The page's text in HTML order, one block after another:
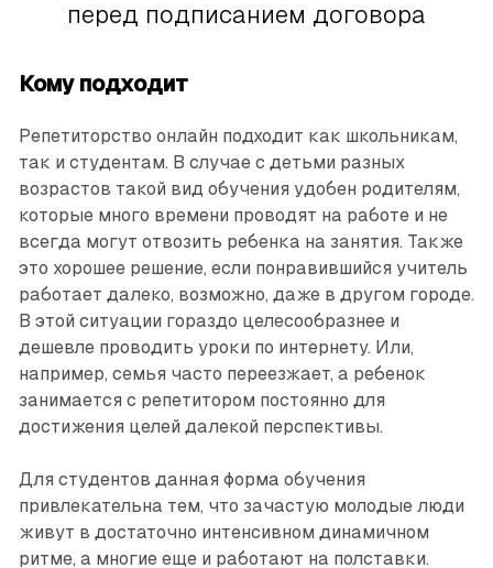
перед подписанием договора
Кому подходит
Репетиторство онлайн подходит как школьникам,
так и студентам. В случае с детьми разных
возрастов такой вид обучения удобен родителям,
которые много времени проводят на работе и не
всегда могут отвозить ребенка на занятия. Также
это хорошее решение, если понравившийся учитель
работает далеко, возможно, даже в другом городе.
В этой ситуации гораздо целесообразнее и
дешевле проводить уроки по интернету. Или,
например, семья часто переезжает, а ребенок
занимается с репетитором постоянно для
достижения целей далекой перспективы.
Для студентов данная форма обучения
привлекательна тем, что зачастую молодые люди
живут в достаточно интенсивном динамичном
ритме, а многие еще и работают на полставки.